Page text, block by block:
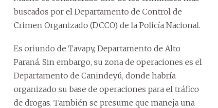
buscados por el Departamento de Control de
Crimen Organizado (DCCO) de la Policía Nacional.
Es oriundo de Tavapy, Departamento de Alto
Paraná. Sin embargo, su zona de operaciones es el
Departamento de Canindeyú, donde habría
organizado su base de operaciones para el tráfico
de drogas. También se presume que maneja una